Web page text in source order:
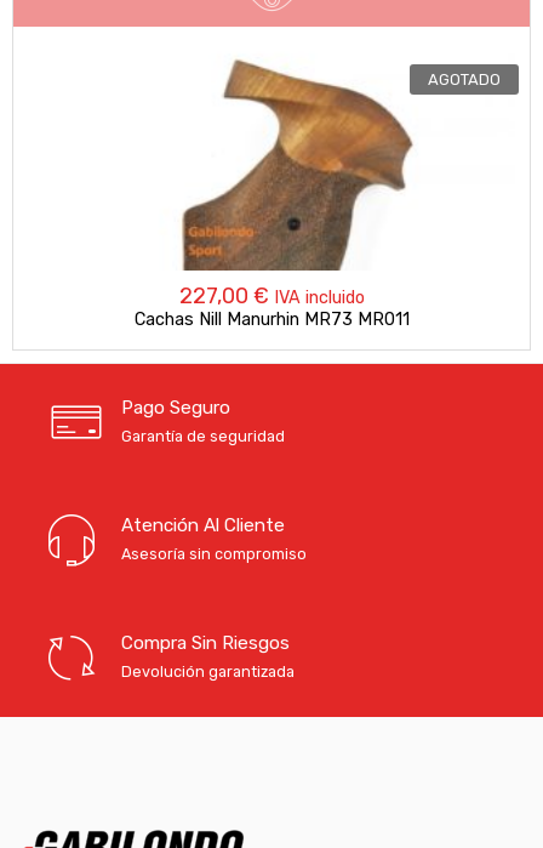
AGOTADO
227,00 € IVA incluido
Cachas Nill Manurhin MR73 MR011
Pago Seguro
Garantía de seguridad
Atención Al Cliente
Asesoría sin compromiso
Compra Sin Riesgos
Devolución garantizada